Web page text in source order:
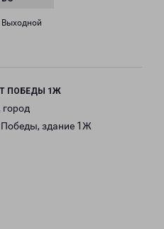
Выходной
ПОБЕДЫ 1Ж
город
здание 1Ж